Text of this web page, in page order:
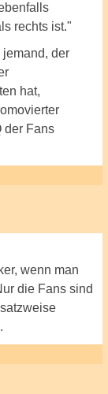
rechts ist."
jemand, der
hat,
der Fans
wenn man
die Fans sind